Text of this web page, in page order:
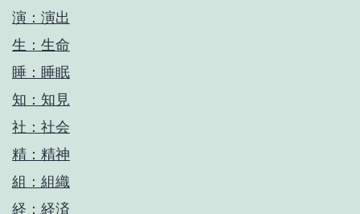
演：演出
生：生命
睡：睡眠
知：知見
社：社会
精：精神
組：組織
経：経済